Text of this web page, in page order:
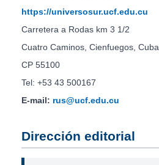
https://universosur.ucf.edu.cu
Carretera a Rodas km 3 1/2
Cuatro Caminos, Cienfuegos, Cuba
CP 55100
Tel: +53 43 500167
E-mail: rus@ucf.edu.cu
Dirección editorial